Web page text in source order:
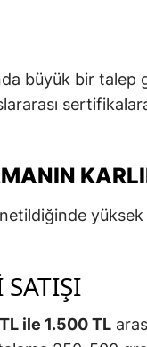
büyük bir
yüksek
SATIŞI
ile 1.500 TL